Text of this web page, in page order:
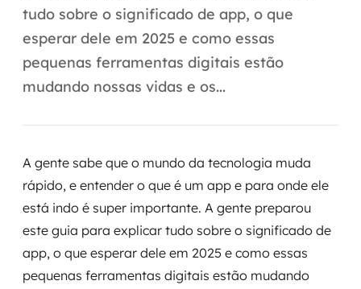
RPA e hiperautomação
AI Day
Transformar dados em decisão
Engenharia de dados
Data Platforms
Business Intelligence
Data Lakes & Warehouses
tudo sobre o significado de app, o que
esperar dele em 2025 e como essas
pequenas ferramentas digitais estão
mudando nossas vidas e os...
A gente sabe que o mundo da tecnologia muda
rápido, e entender o que é um app e para onde ele
está indo é super importante. A gente preparou
este guia para explicar tudo sobre o significado de
app, o que esperar dele em 2025 e como essas
pequenas ferramentas digitais estão mudando